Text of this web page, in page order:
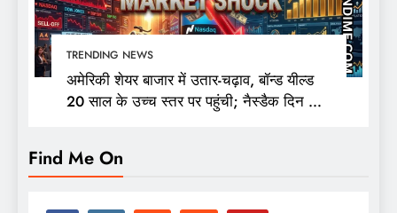
TRENDING NEWS
अमेरिकी शेयर बाजार में उतार-चढ़ाव, बॉन्ड यील्ड
20 साल के उच्च स्तर पर पहुंची; नैस्डैक दिन की
Find Me On